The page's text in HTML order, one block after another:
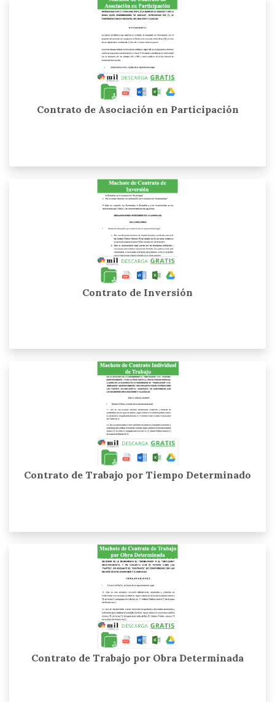
Contrato de Asociación en Participación
Contrato de Inversión
Contrato de Trabajo por Tiempo Determinado
Contrato de Trabajo por Obra Determinada